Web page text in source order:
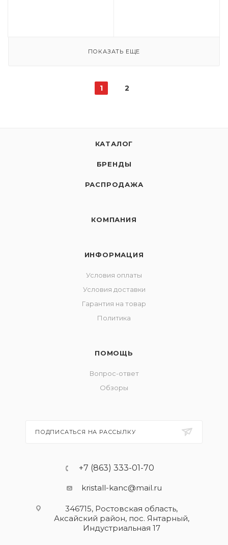
ПОКАЗАТЬ ЕЩЕ
1 2
КАТАЛОГ
БРЕНДЫ
РАСПРОДАЖА
КОМПАНИЯ
ИНФОРМАЦИЯ
Условия оплаты
Условия доставки
Гарантия на товар
Политика
ПОМОЩЬ
Вопрос-ответ
Обзоры
ПОДПИСАТЬСЯ НА РАССЫЛКУ
+7 (863) 333-01-70
kristall-kanc@mail.ru
346715, Ростовская область​,
Аксайский район, пос. Янтарный,
Индустриальная 17